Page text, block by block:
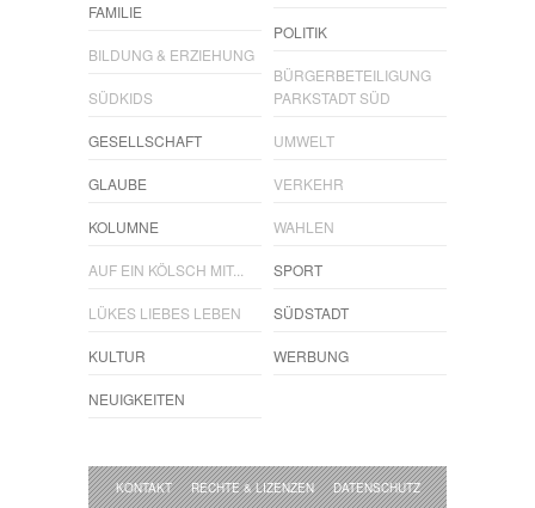
FAMILIE
BILDUNG & ERZIEHUNG
SÜDKIDS
GESELLSCHAFT
GLAUBE
KOLUMNE
AUF EIN KÖLSCH MIT...
LÜKES LIEBES LEBEN
KULTUR
NEUIGKEITEN
POLITIK
BÜRGERBETEILIGUNG
PARKSTADT SÜD
UMWELT
VERKEHR
WAHLEN
SPORT
SÜDSTADT
WERBUNG
KONTAKT RECHTE & LIZENZEN
DATENSCHUTZ